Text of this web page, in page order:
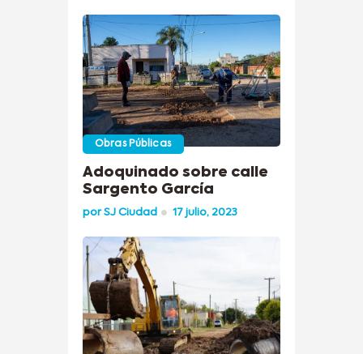
Obras Públicas
Adoquinado sobre calle
Sargento García
porSJ Ciudad 17 julio, 2023